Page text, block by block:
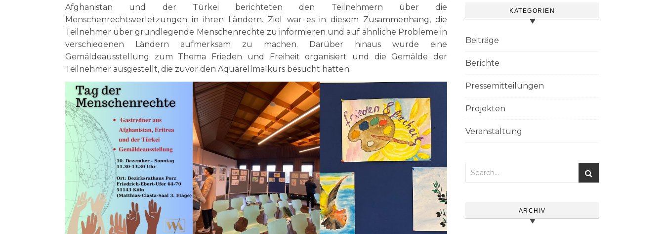
Afghanistan und der Türkei berichteten den Teilnehmern über die
Menschenrechtsverletzungen in ihren Ländern. Ziel war es in diesem Zusammenhang, die
Teilnehmer über grundlegende Menschenrechte zu informieren und auf ähnliche Probleme in
verschiedenen Ländern aufmerksam zu machen. Darüber hinaus wurde eine
Gemäldeausstellung zum Thema Frieden und Freiheit organisiert und die Gemälde der
Teilnehmer ausgestellt, die zuvor den Aquarellmalkurs besucht hatten.
KATEGORIEN
Beiträge
Berichte
Pressemitteilungen
Projekten
Veranstaltung
ARCHIV